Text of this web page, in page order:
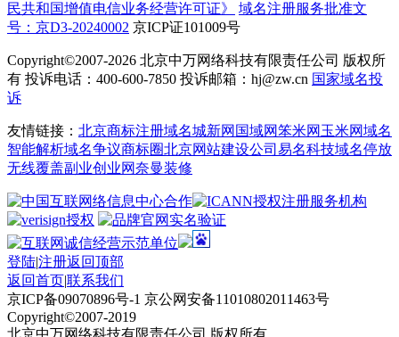
民共和国增值电信业务经营许可证》
域名注册服务批准文
号：京D3-20240002 京ICP证101009号
Copyright©2007-2026 北京中万网络科技有限责任公司 版权所
有 投诉电话：400-600-7850 投诉邮箱：hj@zw.cn 国家域名投
诉
友情链接： 北京商标注册域名城新网 国域网笨米网 玉米网域名
智能解析域名争议商标圈北京网站建设公司 易名科技域名停放
无线覆盖副业创业网奈曼装修
登陆|注册返回顶部
返回首页|联系我们
京ICP备09070896号-1 京公网安备11010802011463号
Copyright©2007-2019